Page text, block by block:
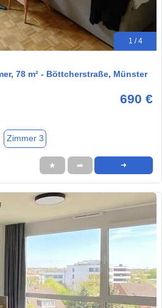
1 / 4
78 m² - Böttcherstraße, Münster
690 €
Zimmer 3
★ ➦ ➜